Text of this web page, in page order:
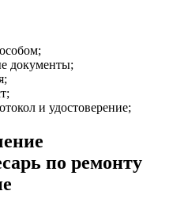
документы;
и удостоверение;
по ремонту